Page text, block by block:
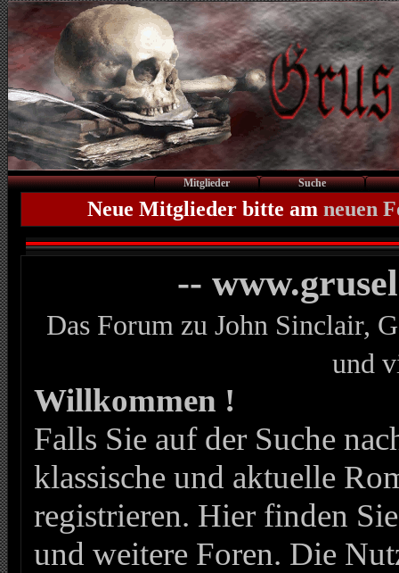
Mitglieder Suche
Neue Mitglieder bitte am neuen
--
Das Forum zu John Sinclair,
und
Willkommen !
Falls Sie auf der Suche
klassische und aktuelle
registrieren. Hier finden
und weitere Foren. Die